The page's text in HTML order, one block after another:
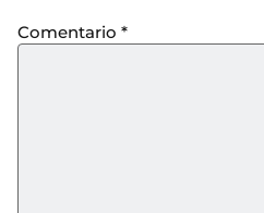
Comentario *